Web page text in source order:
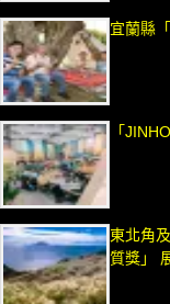
宜蘭縣
「
東北角
質獎」